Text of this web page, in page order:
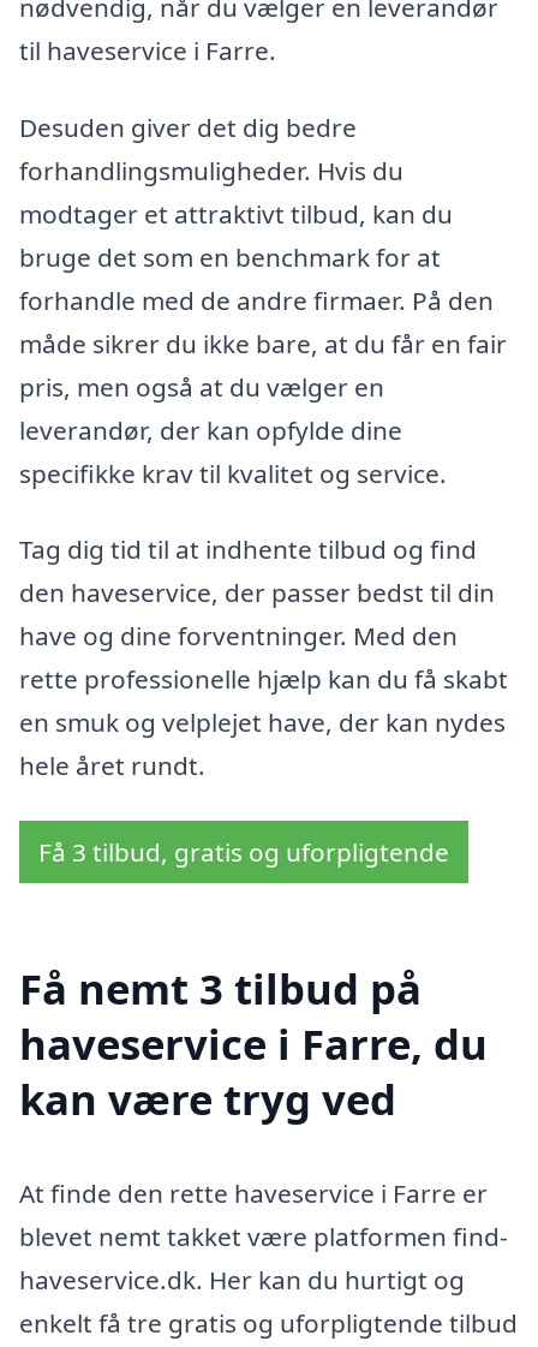
nødvendig, når du vælger en leverandør
til haveservice i Farre.
Desuden giver det dig bedre
forhandlingsmuligheder. Hvis du
modtager et attraktivt tilbud, kan du
bruge det som en benchmark for at
forhandle med de andre firmaer. På den
måde sikrer du ikke bare, at du får en fair
pris, men også at du vælger en
leverandør, der kan opfylde dine
specifikke krav til kvalitet og service.
Tag dig tid til at indhente tilbud og find
den haveservice, der passer bedst til din
have og dine forventninger. Med den
rette professionelle hjælp kan du få skabt
en smuk og velplejet have, der kan nydes
hele året rundt.
Få 3 tilbud, gratis og uforpligtende
Få nemt 3 tilbud på
haveservice i Farre, du
kan være tryg ved
At finde den rette haveservice i Farre er
blevet nemt takket være platformen find-
haveservice.dk. Her kan du hurtigt og
enkelt få tre gratis og uforpligtende tilbud